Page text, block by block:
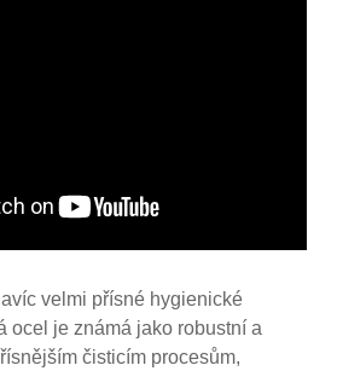
velmi přísné hygienické
ocel je známá jako robustní a
čisticím procesům,